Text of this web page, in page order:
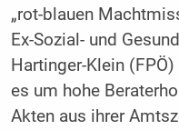
„rot-blauen
Ex-Sozial- und
Hartinger-Klein
es um hohe
Akten aus ihrer